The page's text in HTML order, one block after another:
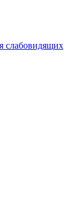
слабовидящих